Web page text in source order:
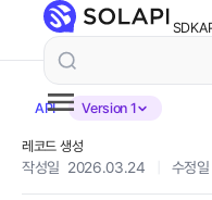
SDK
API Version 1
레코드 생성
작성일 2026.03.24 수정